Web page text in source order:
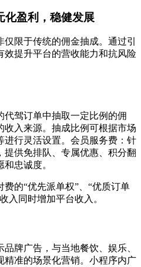
化盈利，稳健发展
限于传统的佣金抽成。通过引
效提升平台的营收能力和抗风险
驾订单中抽取一定比例的佣
入来源。抽成比例可根据市场
进行灵活设置。会员服务费：针
提供免排队、专属优惠、积分翻
忠诚度。
的“优先派单权”、“优质订单
入同时增加平台收入。
牌广告，与当地餐饮、娱乐、
精准的场景化营销。小程序内广